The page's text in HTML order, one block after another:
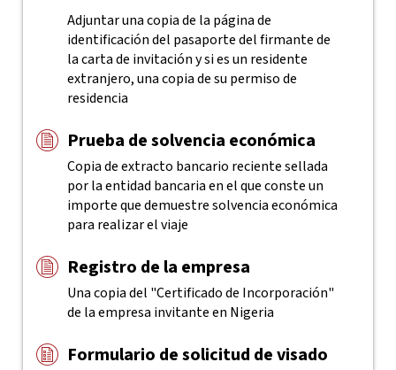
Adjuntar una copia de la página de
identificación del pasaporte del firmante de
la carta de invitación y si es un residente
extranjero, una copia de su permiso de
residencia
Prueba de solvencia económica
Copia de extracto bancario reciente sellada
por la entidad bancaria en el que conste un
importe que demuestre solvencia económica
para realizar el viaje
Registro de la empresa
Una copia del "Certificado de Incorporación"
de la empresa invitante en Nigeria
Formulario de solicitud de visado